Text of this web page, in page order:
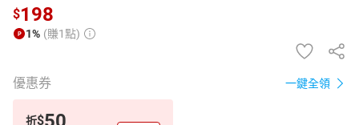
$198
1% (賺1點)
優惠券 一鍵全領
折$